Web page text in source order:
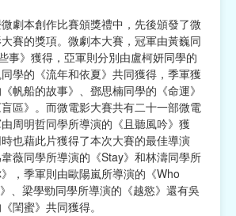
本創作比賽頒獎禮中，先後頒發了微
賽的獎項。微劇本大賽，冠軍由黃巍同
事》獲得，亞軍則分別由盧柯妍同學的
同學的《流年和依夏》共同獲得，季軍獲
帆船的故事》、鄧思楠同學的《命運》
區》。而微電影大賽共有二十一部微電
周明哲同學所導演的《且聽風吟》獲
也藉此片獲得了本次大賽的最佳導演
薇同學所導演的《Stay》和林濤同學所
，季軍則由歐陽嵐所導演的《Who
、梁學勁同學所導演的《越慾》還有吳
閨蜜》共同獲得。